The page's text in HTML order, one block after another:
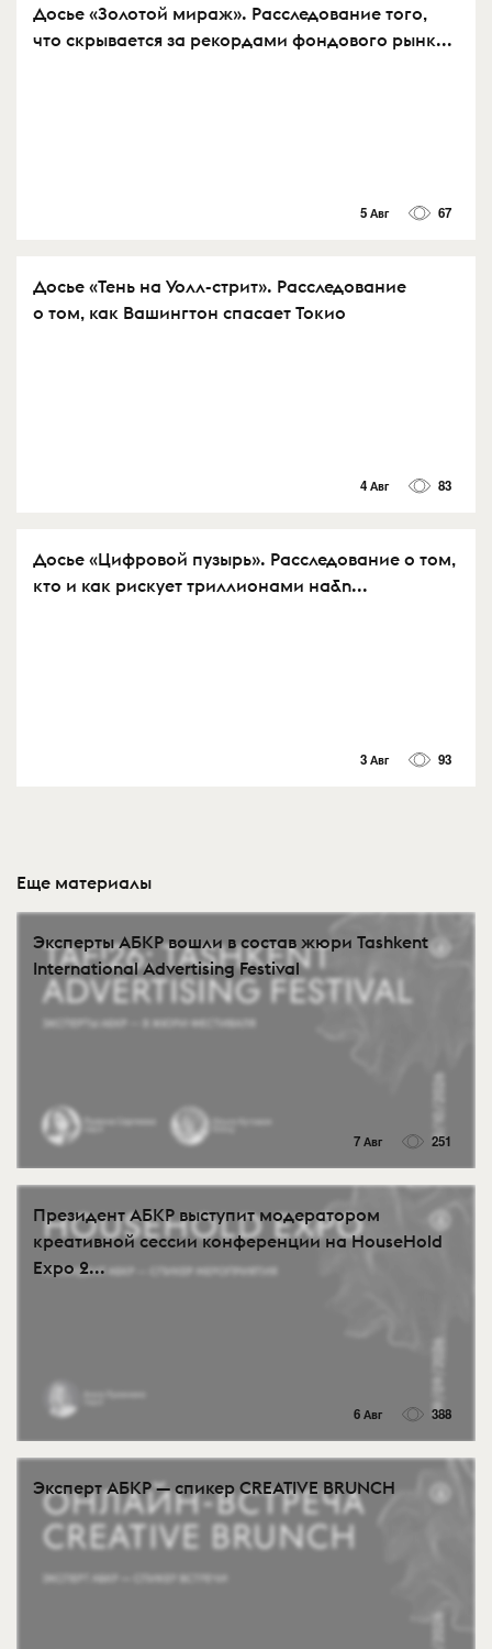
Досье «Золотой мираж». Расследование того,
что скрывается за рекордами фондового рынк...
5 Авг 67
Досье «Тень на Уолл-стрит». Расследование
о том, как Вашингтон спасает Токио
4 Авг 83
Досье «Цифровой пузырь». Расследование о том,
кто и как рискует триллионами на&n...
3 Авг 93
Еще материалы
Эксперты АБКР вошли в состав жюри Tashkent
International Advertising Festival
7 Авг 251
Президент АБКР выступит модератором
креативной сессии конференции на HouseHold
Expo 2...
6 Авг 388
Эксперт АБКР — спикер CREATIVE BRUNCH